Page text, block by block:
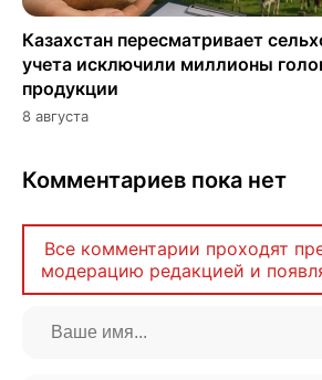
Казахстан пересматривает
учета исключили миллионы
продукции
8 августа
Комментариев пока нет
Все комментарии проходят
модерацию редакцией и